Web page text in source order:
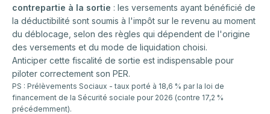
contrepartie à la sortie : les versements ayant bénéficié de
la déductibilité sont soumis à l'impôt sur le revenu au moment
du déblocage, selon des règles qui dépendent de l'origine
des versements et du mode de liquidation choisi.
Anticiper cette fiscalité de sortie est indispensable pour
piloter correctement son PER.
PS : Prélèvements Sociaux - taux porté à 18,6 % par la loi de
financement de la Sécurité sociale pour 2026 (contre 17,2 %
précédemment).